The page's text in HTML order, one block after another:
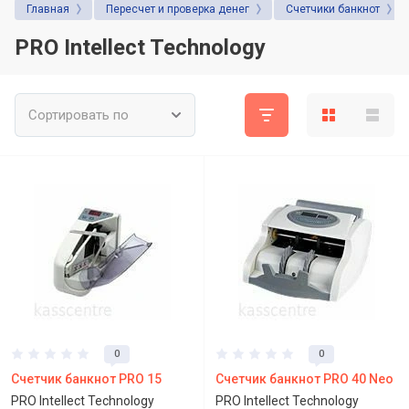
бизнеса: на что обратить внимание
Главная Пересчет и проверка денег Счетчики банкнот
PRO Intellect Technology
Сортировать по
0
Счетчик банкнот PRO 15
PRO Intellect Technology
0
Счетчик банкнот PRO 40 Neo
PRO Intellect Technology